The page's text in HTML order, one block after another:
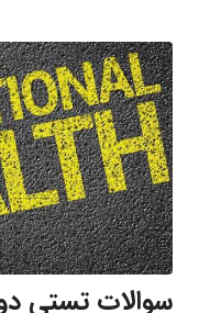
سوالات تستی